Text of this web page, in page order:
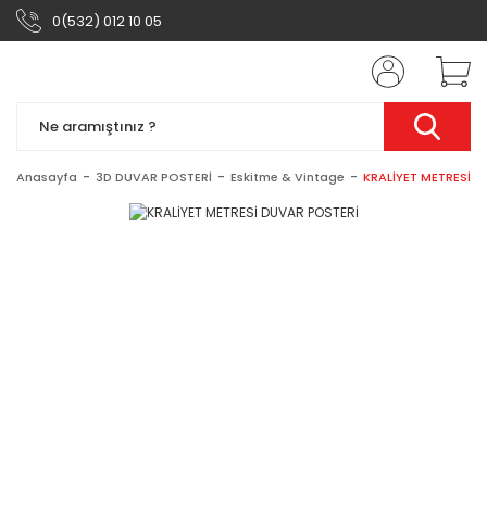
0(532) 012 10 05
Anasayfa 3D DUVAR POSTERİ Eskitme & Vintage KRALİYET METRESİ